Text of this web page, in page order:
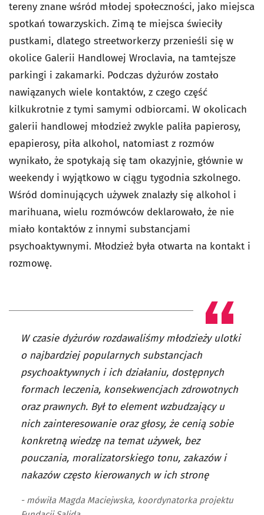
tereny znane wśród młodej społeczności, jako miejsca
spotkań towarzyskich. Zimą te miejsca świeciły
pustkami, dlatego streetworkerzy przenieśli się w
okolice Galerii Handlowej Wroclavia, na tamtejsze
parkingi i zakamarki. Podczas dyżurów zostało
nawiązanych wiele kontaktów, z czego część
kilkukrotnie z tymi samymi odbiorcami. W okolicach
galerii handlowej młodzież zwykle paliła papierosy,
epapierosy, piła alkohol, natomiast z rozmów
wynikało, że spotykają się tam okazyjnie, głównie w
weekendy i wyjątkowo w ciągu tygodnia szkolnego.
Wśród dominujących używek znalazły się alkohol i
marihuana, wielu rozmówców deklarowało, że nie
miało kontaktów z innymi substancjami
psychoaktywnymi. Młodzież była otwarta na kontakt i
rozmowę.
W czasie dyżurów rozdawaliśmy młodzieży ulotki
o najbardziej popularnych substancjach
psychoaktywnych i ich działaniu, dostępnych
formach leczenia, konsekwencjach zdrowotnych
oraz prawnych. Był to element wzbudzający u
nich zainteresowanie oraz głosy, że cenią sobie
konkretną wiedzę na temat używek, bez
pouczania, moralizatorskiego tonu, zakazów i
nakazów często kierowanych w ich stronę
- mówiła Magda Maciejwska, koordynatorka projektu